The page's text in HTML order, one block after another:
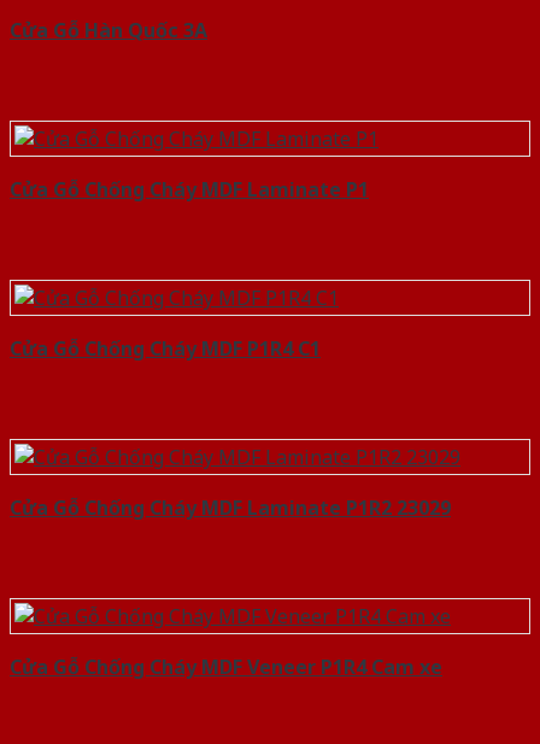
Cửa Gỗ Hàn Quốc 3A
Cửa Gỗ Chống Cháy MDF Laminate P1
Cửa Gỗ Chống Cháy MDF P1R4 C1
Cửa Gỗ Chống Cháy MDF Laminate P1R2 23029
Cửa Gỗ Chống Cháy MDF Veneer P1R4 Cam xe